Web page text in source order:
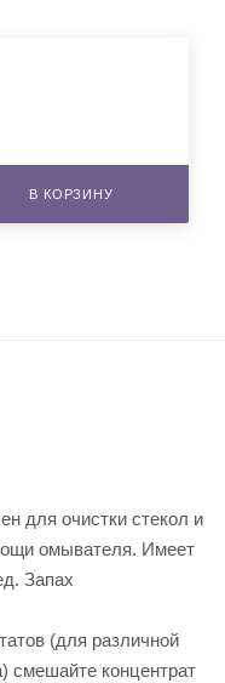
В КОРЗИНУ
для очистки стекол и
омывателя. Имеет
Запах
(для различной
смешайте концентрат